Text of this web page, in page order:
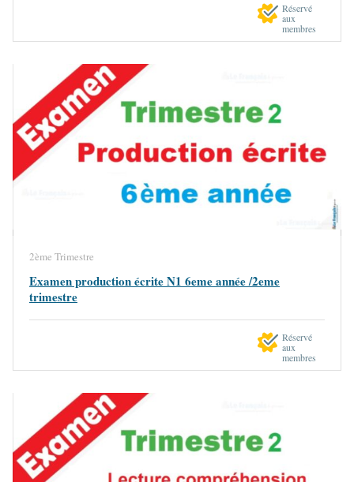
Réservé
aux
membres
2ème Trimestre
Examen production écrite N1 6eme année /2eme
trimestre
Réservé
aux
membres